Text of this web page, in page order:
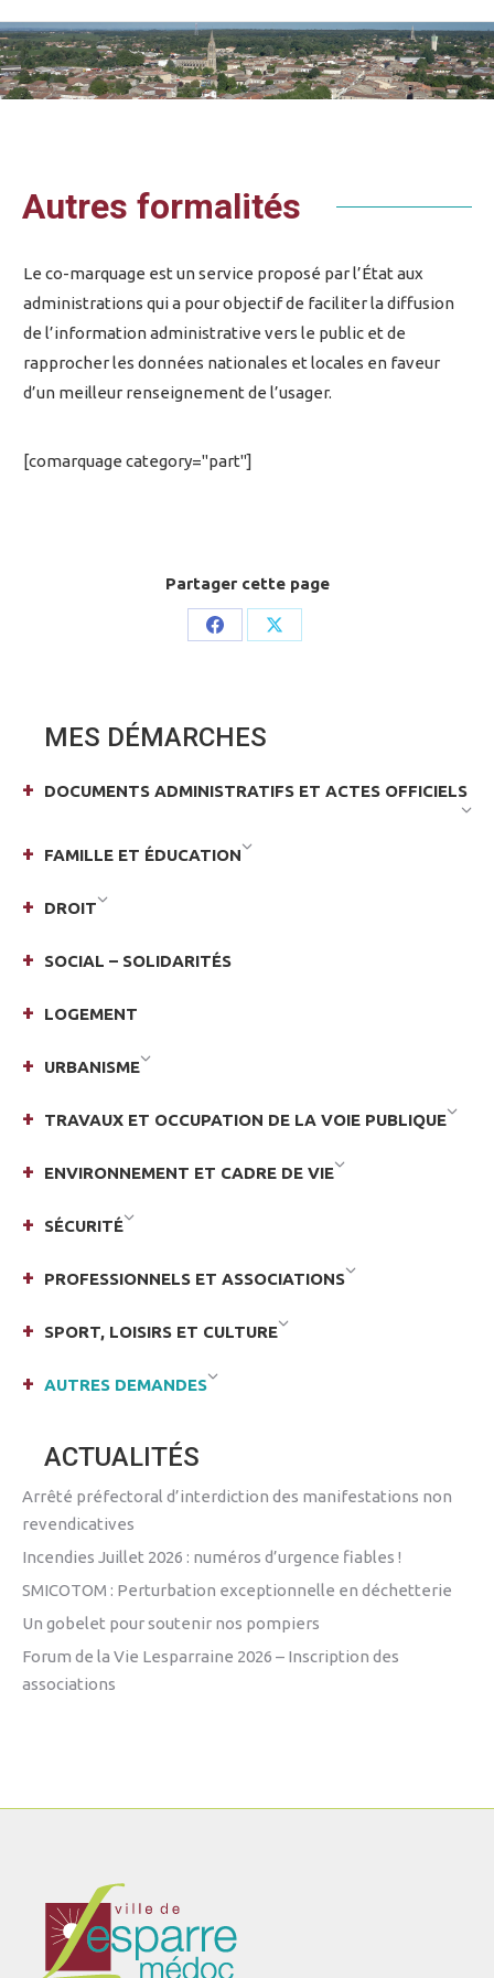
Vous êtes ici :
Autres formalités
Le co-marquage est un service proposé par l’État aux
administrations qui a pour objectif de faciliter la diffusion
de l’information administrative vers le public et de
rapprocher les données nationales et locales en faveur
d’un meilleur renseignement de l’usager.
[comarquage category="part"]
Partager cette page
Share
Share
MES DÉMARCHES
DOCUMENTS ADMINISTRATIFS ET ACTES OFFICIELS
FAMILLE ET ÉDUCATION
DROIT
SOCIAL – SOLIDARITÉS
LOGEMENT
URBANISME
TRAVAUX ET OCCUPATION DE LA VOIE PUBLIQUE
ENVIRONNEMENT ET CADRE DE VIE
SÉCURITÉ
PROFESSIONNELS ET ASSOCIATIONS
SPORT, LOISIRS ET CULTURE
AUTRES DEMANDES
ACTUALITÉS
Arrêté préfectoral d’interdiction des manifestations non
revendicatives
Incendies Juillet 2026 : numéros d’urgence fiables !
SMICOTOM : Perturbation exceptionnelle en déchetterie
Un gobelet pour soutenir nos pompiers
Forum de la Vie Lesparraine 2026 – Inscription des
associations